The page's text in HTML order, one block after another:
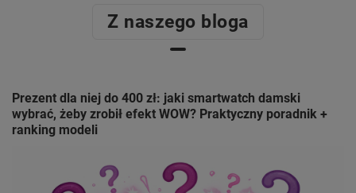
Z naszego bloga
Prezent dla niej do 400 zł: jaki smartwatch damski
wybrać, żeby zrobił efekt WOW? Praktyczny poradnik +
ranking modeli